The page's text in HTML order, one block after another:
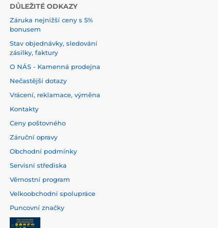
DŮLEŽITÉ ODKAZY
Záruka nejnižší ceny s 5%
bonusem
Stav objednávky, sledování
zásilky, faktury
O NÁS - Kamenná prodejna
Nečastější dotazy
Vrácení, reklamace, výměna
Kontakty
Ceny poštovného
Záruční opravy
Obchodní podmínky
Servisní střediska
Věrnostní program
Velkoobchodní spolupráce
Puncovní značky